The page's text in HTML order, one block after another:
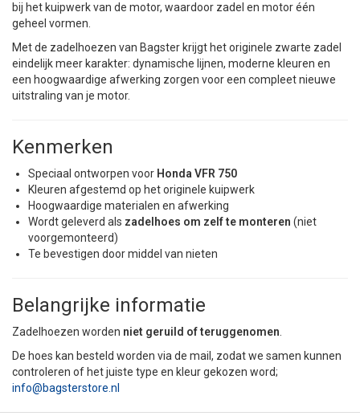
bij het kuipwerk van de motor, waardoor zadel en motor één
geheel vormen.
Met de zadelhoezen van Bagster krijgt het originele zwarte zadel
eindelijk meer karakter: dynamische lijnen, moderne kleuren en
een hoogwaardige afwerking zorgen voor een compleet nieuwe
uitstraling van je motor.
Kenmerken
Speciaal ontworpen voor Honda VFR 750
Kleuren afgestemd op het originele kuipwerk
Hoogwaardige materialen en afwerking
Wordt geleverd als zadelhoes om zelf te monteren (niet
voorgemonteerd)
Te bevestigen door middel van nieten
Belangrijke informatie
Zadelhoezen worden niet geruild of teruggenomen
De hoes kan besteld worden via de mail, zodat we samen kunnen
controleren of het juiste type en kleur gekozen word;
info@bagsterstore.nl